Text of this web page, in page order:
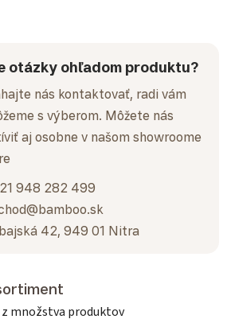
otázky ohľadom produktu?
nás kontaktovať, radi vám
s výberom. Môžete nás
aj osobne v našom showroome
948 282 499
42, 949 01 Nitra
množstva produktov